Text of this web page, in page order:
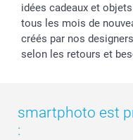
idées cadeaux et
tous les mois de
créés par nos
selon les retours et
smartphoto est
: